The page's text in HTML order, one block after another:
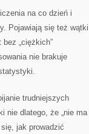
na co dzień i
Pojawiają się też wątki
„ciężkich”
nie brakuje
trudniejszych
nie dlatego, że „nie ma
jak prowadzić